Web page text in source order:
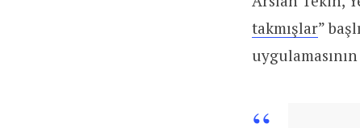
takmışlar”